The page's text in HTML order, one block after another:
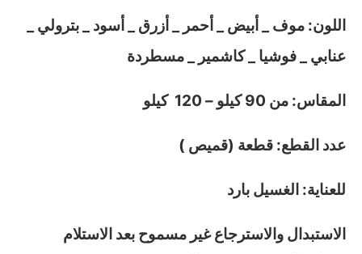
اللون: موف _ أبيض _ أحمر _ أزرق _ أسود _ بترولي _
عنابي _ فوشيا _ كاشمير _ مسطردة
المقاس: من 90 كيلو – 120 كيلو
عدد القطع: قطعة (قميص )
للعناية: الغسيل بارد
الاستبدال والاسترجاع غير مسموح بعد الاستلام